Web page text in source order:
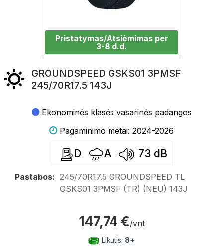
Pristatymas/Atsiėmimas per
3-8 d.d.
GROUNDSPEED GSKS01 3PMSF
245/70R17.5 143J
Ekonominės klasės vasarinės padangos
Pagaminimo metai: 2024-2026
D A 73 dB
Pastabos: 245/70R17.5 GROUNDSPEED TL
GSKS01 3PMSF (TR) (NEU) 143J
147,74 €/vnt
Likutis: 8+